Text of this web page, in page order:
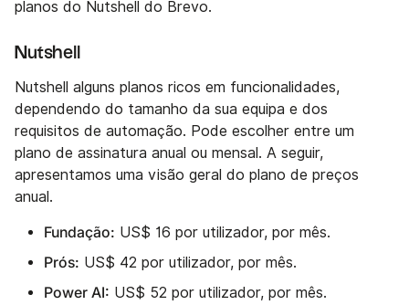
planos do Nutshell do Brevo.
Nutshell
Nutshell alguns planos ricos em funcionalidades,
dependendo do tamanho da sua equipa e dos
requisitos de automação. Pode escolher entre um
plano de assinatura anual ou mensal. A seguir,
apresentamos uma visão geral do plano de preços
anual.
Fundação: US$ 16 por utilizador, por mês.
Prós: US$ 42 por utilizador, por mês.
Power AI: US$ 52 por utilizador, por mês.